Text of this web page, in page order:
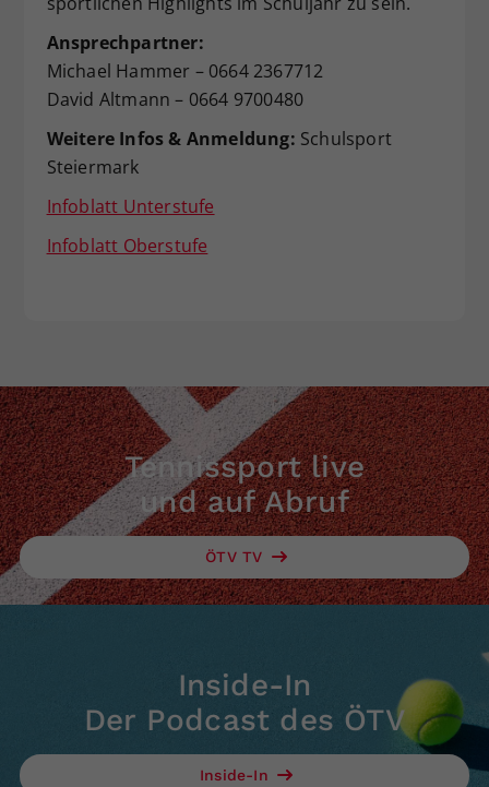
Ansprechpartner:
Michael Hammer – 0664 2367712
David Altmann – 0664 9700480
Weitere Infos & Anmeldung: Schulsport
Steiermark
Infoblatt Unterstufe
Infoblatt Oberstufe
Tennissport live
und auf Abruf
ÖTV TV
Inside-In
Der Podcast des ÖTV
Inside-In